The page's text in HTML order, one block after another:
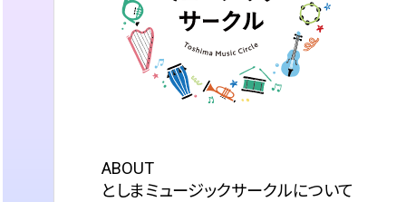
としまミュージックサークルについて